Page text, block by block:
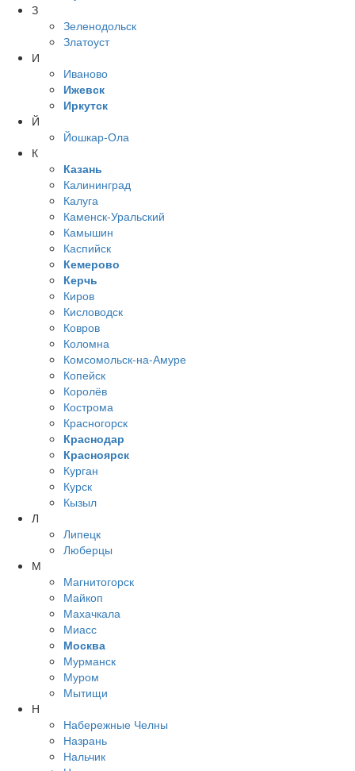
З
Зеленодольск
Златоуст
И
Иваново
Ижевск
Иркутск
Й
Йошкар-Ола
К
Казань
Калининград
Калуга
Каменск-Уральский
Камышин
Каспийск
Кемерово
Керчь
Киров
Кисловодск
Ковров
Коломна
Комсомольск-на-Амуре
Копейск
Королёв
Кострома
Красногорск
Краснодар
Красноярск
Курган
Курск
Кызыл
Л
Липецк
Люберцы
М
Магнитогорск
Майкоп
Махачкала
Миасс
Москва
Мурманск
Муром
Мытищи
Н
Набережные Челны
Назрань
Нальчик